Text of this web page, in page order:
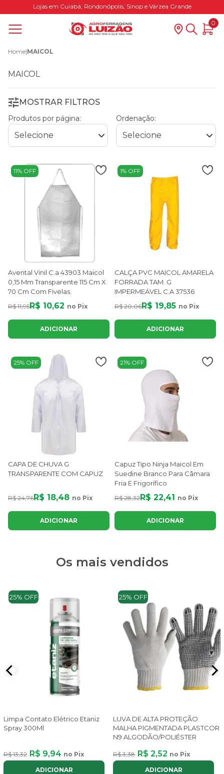
Lojas em Cuiabá, Rondonópolis, Sinop e Várzea Grande
0
Home|MAICOL
MAICOL
MOSTRAR FILTROS
Produtos por página: Ordenação:
11% OFF
Avental Vinil C.a 43903 Maicol
0,15 Mm Transparente 115 Cm X
70 Cm Com Fivelas.
R$ 11,95R$ 10,62 no Pix
ADICIONAR
1% OFF
CALÇA PVC MAICOL AMARELA
FORRADA TAM. G
IMPERMEÁVEL C.A 37536
R$ 20,06R$ 19,85 no Pix
ADICIONAR
25% OFF
CAPA DE CHUVA G
TRANSPARENTE COM CAPUZ
R$ 24,76R$ 18,48 no Pix
ADICIONAR
21% OFF
Capuz Tipo Ninja Maicol Em
Suedine Branco Para Câmara
Fria E Frigorífico
R$ 28,32R$ 22,41 no Pix
ADICIONAR
Os mais vendidos
25% OFF
Limpa Contato Elétrico Etaniz
Spray 300Ml
R$ 13,32 R$ 9,94 no Pix
ADICIONAR
25% OFF
LUVA DE ALTA PROTEÇÃO
MALHA PIGMENTADA PLASTCOR
N9 ALGODÃO/POLIÉSTER
R$ 3,38 R$ 2,52 no Pix
ADICIONAR